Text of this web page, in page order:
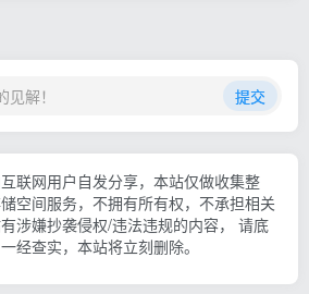
解！ 提交
联网用户自发分享，本站仅做收集整
空间服务，不拥有所有权，不承担相关
涉嫌抄袭侵权/违法违规的内容， 请底
经查实，本站将立刻删除。